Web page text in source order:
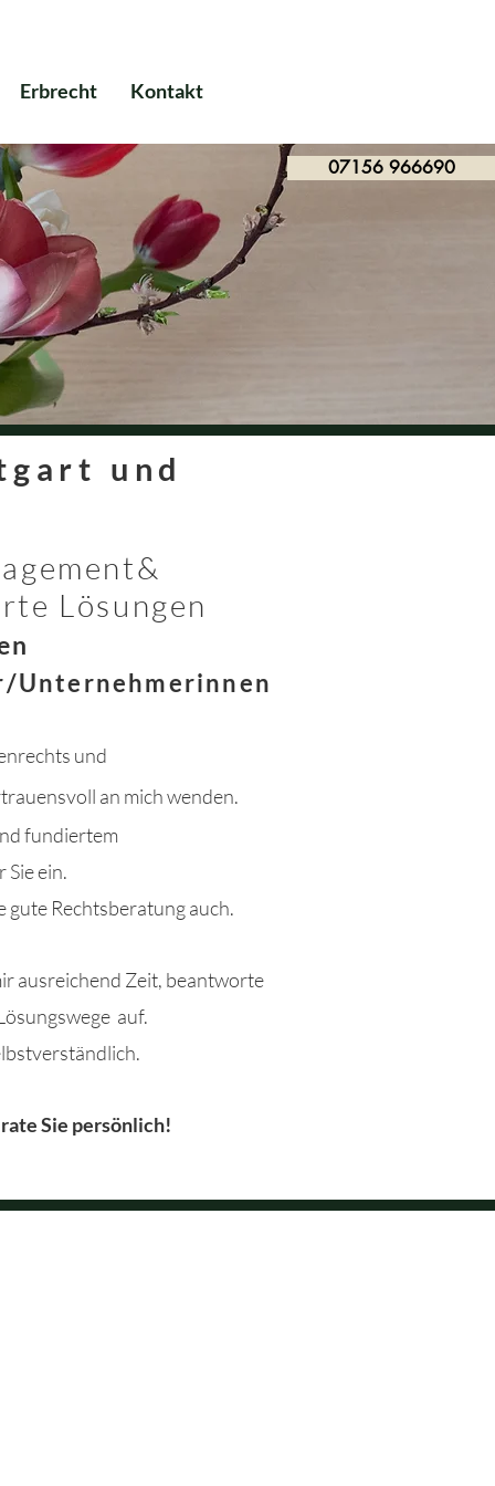
Erbrecht Kontakt
07156 966690
Lösungen
Unternehmerinnen
und
an mich wenden.
fundiertem
Sie ein.
gute Rechtsberatung auch.
ausreichend Zeit, beantworte
auf.
Sie persönlich!
und